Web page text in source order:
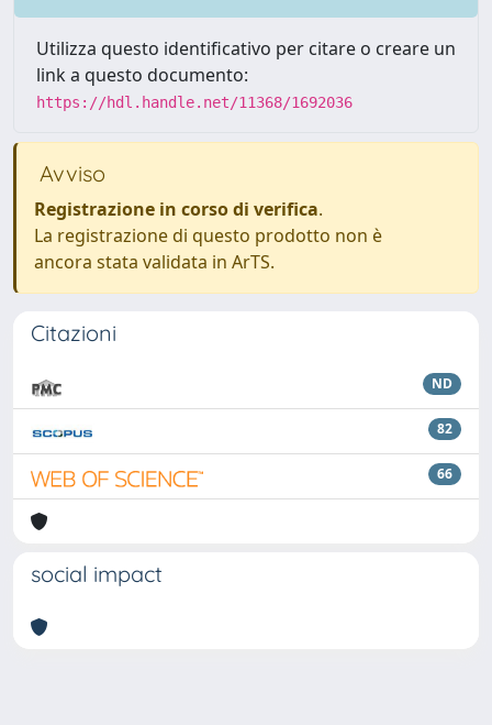
Utilizza questo identificativo per citare o creare un
link a questo documento:
https://hdl.handle.net/11368/1692036
Avviso
Registrazione in corso di verifica.
La registrazione di questo prodotto non è
ancora stata validata in ArTS.
Citazioni
ND
82
66
social impact